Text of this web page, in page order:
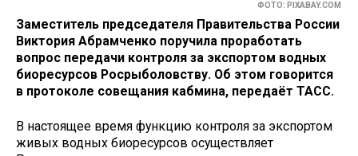
ФОТО: PIXABAY.COM
Заместитель председателя Правительства России
Виктория Абрамченко поручила проработать
вопрос передачи контроля за экспортом водных
биоресурсов Росрыболовству. Об этом говорится
в протоколе совещания кабмина, передаёт ТАСС.
В настоящее время функцию контроля за экспортом
живых водных биоресурсов осуществляет